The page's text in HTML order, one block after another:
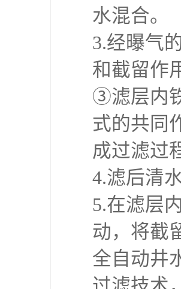
水混合。
3.经曝气
和截留作
③滤层内
式的共同
成过滤过
4.滤后清
5.在滤层
动，将截
全自动井